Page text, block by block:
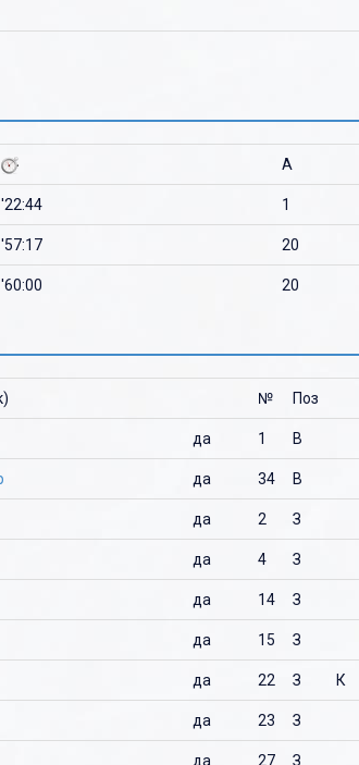
A
'22:44 1
'57:17 20
'60:00 20
№ Поз
да 1 В
да 34 В
да 2 З
да 4 З
да 14 З
да 15 З
да 22 З К
да 23 З
да 27 З